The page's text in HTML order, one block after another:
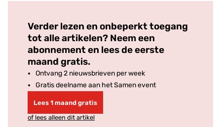
Verder lezen en onbeperkt toegang
tot alle artikelen? Neem een
abonnement en lees de eerste
maand gratis.
Ontvang 2 nieuwsbrieven per week
Gratis deelname aan het Samen event
Lees 1 maand gratis
of lees alleen dit artikel